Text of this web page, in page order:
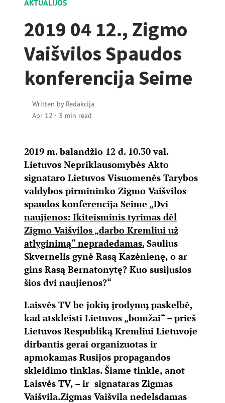
AKTUALIJOS
2019 04 12., Zigmo
Vaišvilos Spaudos
konferencija Seime
Written by Redakcija
Apr 12 · 3 min read
2019 m. balandžio 12 d. 10.30 val.
Lietuvos Nepriklausomybės Akto
signataro Lietuvos Visuomenės Tarybos
valdybos pirmininko Zigmo Vaišvilos
spaudos konferencija Seime „Dvi
naujienos: Ikiteisminis tyrimas dėl
Zigmo Vaišvilos „darbo Kremliui už
atlyginimą“ nepradedamas.Saulius
Skvernelis gynė Rasą Kazėnienę, o ar
gins Rasą Bernatonytę? Kuo susijusios
šios dvi naujienos?“
Laisvės TV be jokių įrodymų paskelbė,
kad atskleisti Lietuvos „bomžai“ – prieš
Lietuvos Respubliką Kremliui Lietuvoje
dirbantis gerai organizuotas ir
apmokamas Rusijos propagandos
skleidimo tinklas. Šiame tinkle, anot
Laisvės TV, – ir signataras Zigmas
Vaišvila.Zigmas Vaišvila nedelsdamas